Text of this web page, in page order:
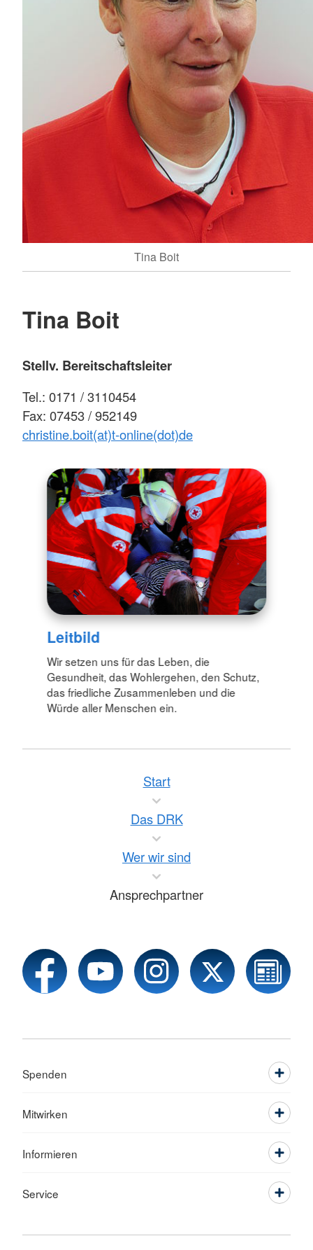
Tina Boit
Tina Boit
Stellv. Bereitschaftsleiter
Tel.: 0171 / 3110454
Fax: 07453 / 952149
christine.boit(at)t-online(dot)de
Leitbild
Wir setzen uns für das Leben, die
Gesundheit, das Wohlergehen, den Schutz,
das friedliche Zusammenleben und die
Würde aller Menschen ein.
Start
Das DRK
Wer wir sind
Ansprechpartner
Spenden
Mitwirken
Informieren
Service